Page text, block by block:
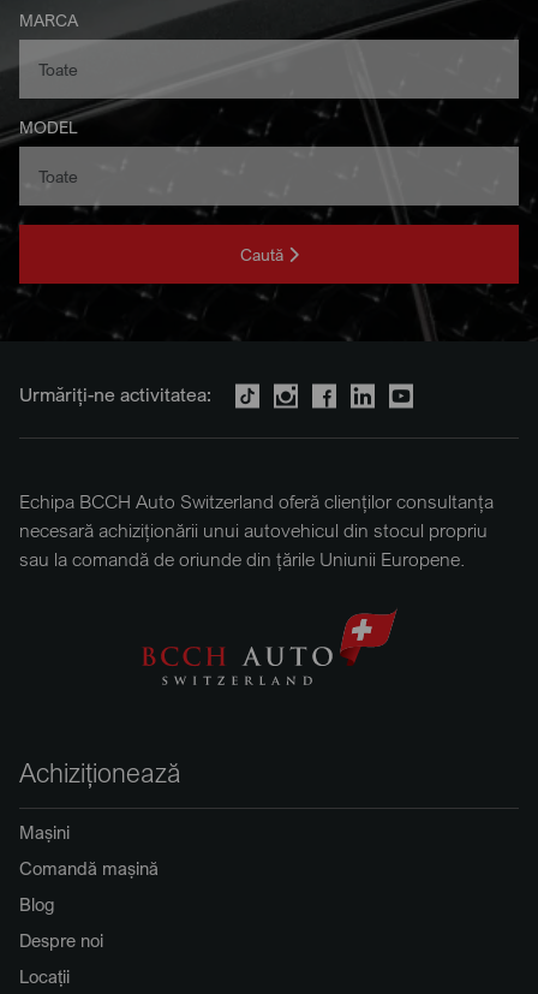
MARCA
MODEL
Caută
Urmăriți-ne activitatea:
Echipa BCCH Auto Switzerland oferă clienților consultanța
necesară achiziționării unui autovehicul din stocul propriu
sau la comandă de oriunde din țările Uniunii Europene.
Achiziționează
Mașini
Comandă mașină
Blog
Despre noi
Locații